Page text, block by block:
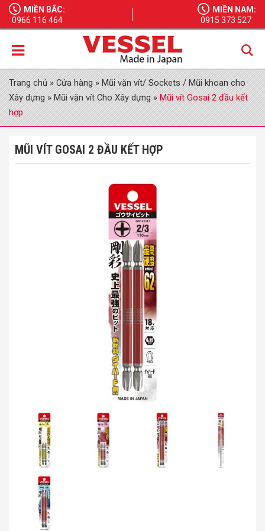
MIỀN BẮC:
0966 116 464
MIỀN NAM:
0915 373 527
Trang chủ»Cửa hàng»Mũi vặn vít/ Sockets / Mũi khoan cho
Xây dựng»Mũi vặn vít Cho Xây dựng»Mũi vít Gosai 2 đầu kết
hợp
MŨI VÍT GOSAI 2 ĐẦU KẾT HỢP